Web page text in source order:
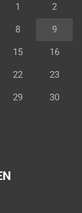
1 2
8 9
15 16
22 23
29 30